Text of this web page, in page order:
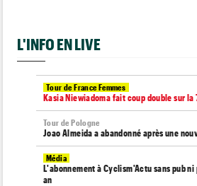
L'INFO EN LIVE
Tour de France Femmes
Kasia Niewiadoma fait coup double sur la
Tour de Pologne
Joao Almeida a abandonné après une
Média
L'abonnement à Cyclism'Actu sans pub ni
an